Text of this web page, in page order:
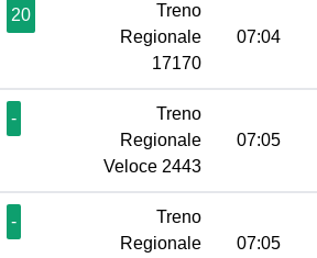
20
Treno
Regionale
17170
07:04
-
Treno
Regionale
Veloce 2443
07:05
-
Treno
Regionale
07:05